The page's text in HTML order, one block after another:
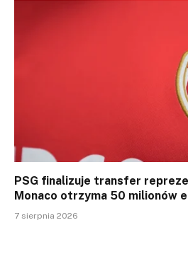
PSG finalizuje transfer
Monaco otrzyma 50 milionów
7 sierpnia 2026